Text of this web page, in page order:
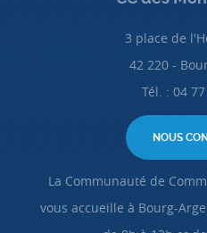
3 place de
42 220 -
Tél. : 04
NOUS
La Communauté de
vous accueille à Bourg-